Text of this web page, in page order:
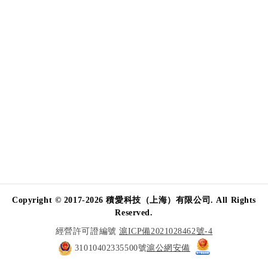
Copyright © 2017-2026 積愛科技（上海）有限公司. All Rights
Reserved.
經營許可證編號滬ICP備2021028462號-4
31010402335500號滬公網安備